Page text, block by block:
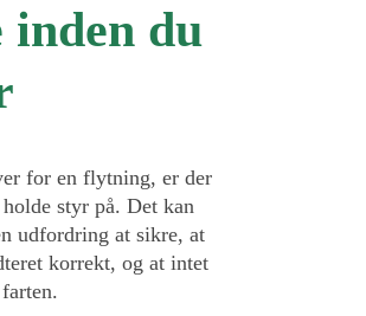
inden du
for en flytning, er der
styr på. Det kan
udfordring at sikre, at
korrekt, og at intet